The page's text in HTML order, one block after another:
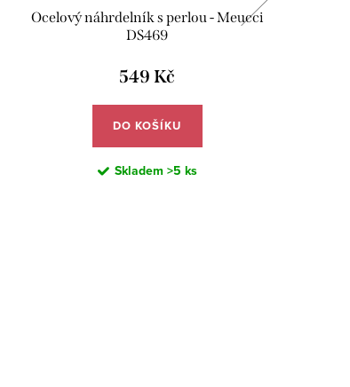
Ocelový náhrdelník s perlou - Meucci
DS469
549 Kč
DO KOŠÍKU
Skladem >5 ks